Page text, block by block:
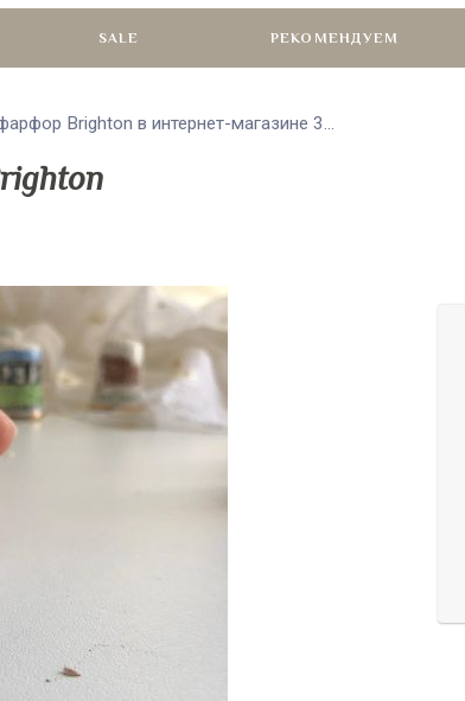
SALE РЕКОМЕНДУЕМ
Brighton в интернет-магазине 3...